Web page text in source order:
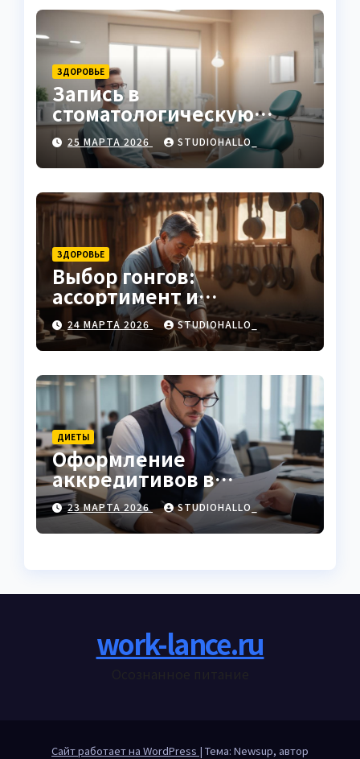
ЗДОРОВЬЕ
Запись в
стоматологическую
клинику
25 МАРТА 2026 STUDIOHALLO_
ЗДОРОВЬЕ
Выбор гонгов:
ассортимент и
характеристики
24 МАРТА 2026 STUDIOHALLO_
ДИЕТЫ
Оформление
аккредитивов в
международной
торговле
23 МАРТА 2026 STUDIOHALLO_
work-lance.ru
Сайт работает на WordPress | Тема: Newsup, автор